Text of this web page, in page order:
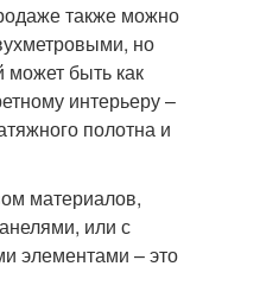
также можно
но
может быть как
интерьеру –
полотна и
материалов,
или с
элементами – это